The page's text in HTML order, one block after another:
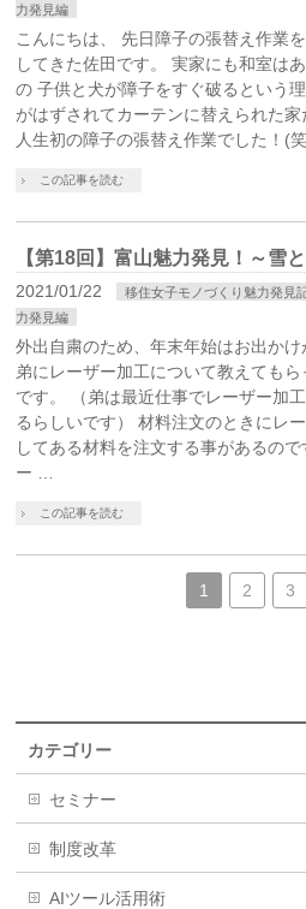
力発見編
こんにちは、 先日障子の張替え作業
してきた佐田です。 実家にも和室は
の 子供と犬が障子をすぐ破るという
がはずされてカーテンに替えられた家
人生初の障子の張替え作業でした！(
この記事を読む
【第18回】富山魅力発見！～雪
2021/01/22 移住女子モノづくり魅力発見
力発見編
外出自粛のため、年末年始はお出かけ
弟にレーザー加工について教えてもら
です。 （弟は最近仕事でレーザー加
るらしいです） 材料注文のときにレ
してある材料を注文する事があるので
ー …
この記事を読む
1 2 3
カテゴリー
セミナー
制度改革
AIツール活用術